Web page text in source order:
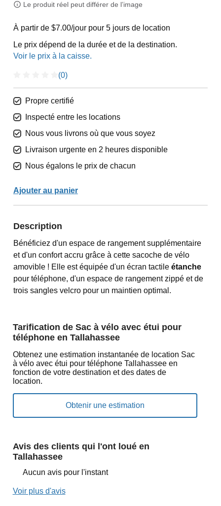
Le produit réel peut différer de l’image
À partir de $7.00/jour pour 5 jours de location
Le prix dépend de la durée et de la destination.
(0)
Propre certifié
Inspecté entre les locations
Nous vous livrons où que vous soyez
Livraison urgente en 2 heures disponible
Nous égalons le prix de chacun
Ajouter au panier
Description
Bénéficiez d'un espace de rangement supplémentaire
et d'un confort accru grâce à cette sacoche de vélo
amovible ! Elle est équipée d'un écran tactile étanche
pour téléphone, d'un espace de rangement zippé et de
trois sangles velcro pour un maintien optimal.
Tarification de Sac à vélo avec étui pour
téléphone en Tallahassee
Obtenez une estimation instantanée de location Sac
à vélo avec étui pour téléphone Tallahassee en
fonction de votre destination et des dates de
location.
Avis des clients qui l'ont loué en
Tallahassee
Aucun avis pour l'instant
Voir plus d'avis